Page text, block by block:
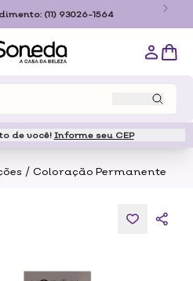
(11) 93026-1564
de você! Informe seu CEP
/ Coloração Permanente